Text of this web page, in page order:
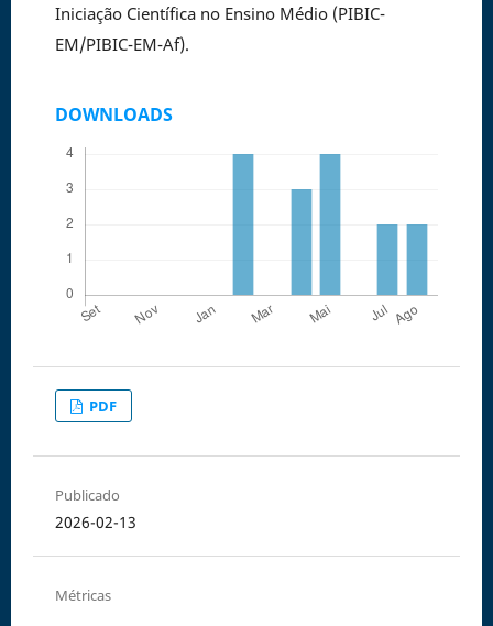
Iniciação Científica no Ensino Médio (PIBIC-
EM/PIBIC-EM-Af).
DOWNLOADS
PDF
Publicado
2026-02-13
Métricas